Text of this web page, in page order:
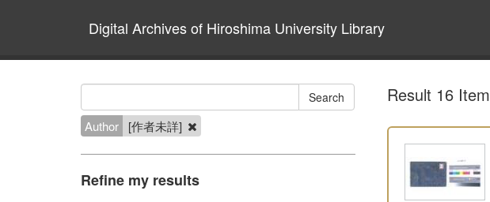
Digital Archives of Hiroshima University Library
Author [作者未詳]
Refine my results
Result 16 Item